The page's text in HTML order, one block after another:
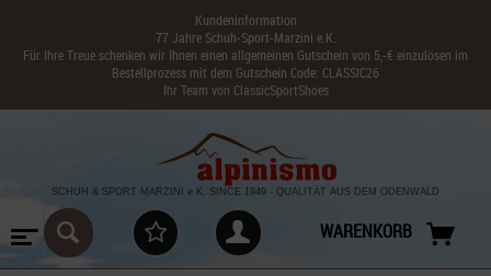
Kundeninformation
77 Jahre Schuh-Sport-Marzini e.K.
Für Ihre Treue schenken wir Ihnen einen allgemeinen Gutschein von 5,-€ einzulösen im
Bestellprozess mit dem Gutschein Code: CLASSIC26
Ihr Team von ClassicSportShoes
SCHUH & SPORT MARZINI e.K. SINCE 1949 - QUALITÄT AUS DEM ODENWALD
WARENKORB